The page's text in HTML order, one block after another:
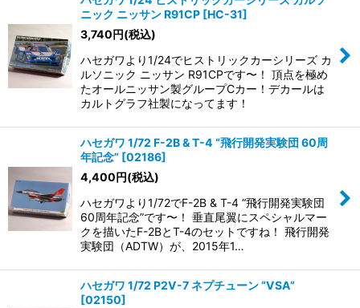
ニック ニッサン R91CP [HC-31]
3,740円(税込)
ハセガワより1/24でヒストリックカーシリーズ カ
ルソニック ニッサン R91CPです〜！ 頂点を極め
たオールニッサン製グループCカー！デカールは
カルトグラフ社製になってます！
ハセガワ 1/72 F-2B & T-4 “飛行開発実験団 60周
年記念” [02186]
4,400円(税込)
ハセガワより1/72でF-2B & T-4 “飛行開発実験団
60周年記念”です〜！ 垂直尾翼にスペシャルマー
クを描いたF-2BとT-4のセットですね！ 飛行開発
実験団（ADTW）が、2015年1…
ハセガワ 1/72 P2V-7 ネプチューン “VSA”
[02150]